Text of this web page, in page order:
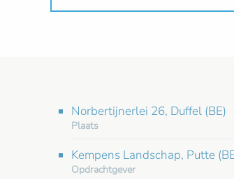
Norbertijnerlei 26, Duffel (BE)
Plaats
Kempens Landschap, Putte
Opdrachtgever